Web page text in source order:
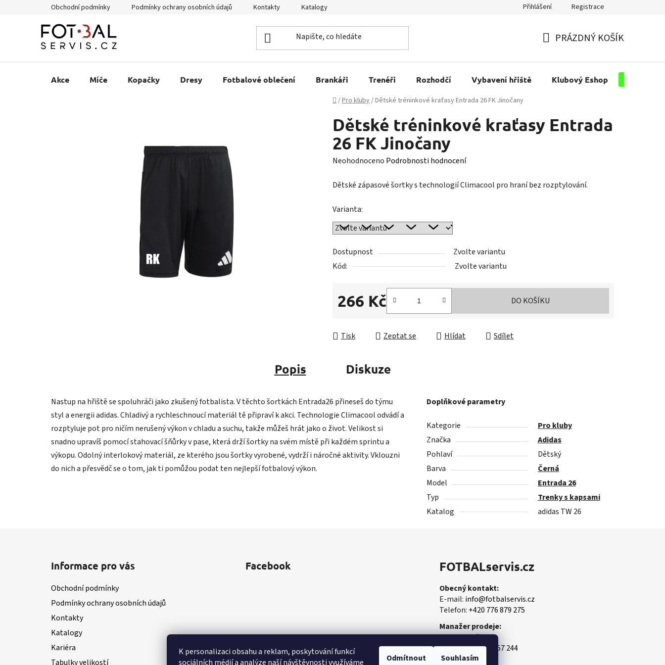
K personalizaci obsahu a reklam, poskytování funkcí
sociálních médií a analýze naší návštěvnosti využíváme
Odmítnout Souhlasím
Obchodní podmínky Podmínky ochrany osobních údajů Kontakty Katalogy Přihlášení Registrace
KOŠÍK
PRÁZDNÝ KOŠÍK
Akce Míče Kopačky Dresy Fotbalové oblečení Brankáři Trenéři Rozhodčí Vybavení hřiště Klubový Eshop
Domů
/Pro kluby/Dětské tréninkové kraťasy Entrada 26 FK Jinočany
Dětské tréninkové kraťasy Entrada
26 FK Jinočany
Průměrné
produktu
0,0
z
hvězdiček.
Neohodnoceno Podrobnosti hodnocení
Dětské zápasové šortky s technologií Climacool pro hraní bez rozptylování.
Varianta:
Dostupnost
Zvolte variantu
Kód:
Zvolte variantu
266 Kč DO KOŠÍKU
Tisk Zeptat se Hlídat Sdílet
Popis Diskuze
Nastup na hřiště se spoluhráči jako zkušený fotbalista. V těchto šortkách Entrada26 přineseš do týmu
styl a energii adidas. Chladivý a rychleschnoucí materiál tě připraví k akci. Technologie Climacool odvádí a
rozptyluje pot pro ničím nerušený výkon v chladu a suchu, takže můžeš hrát jako o život. Velikost si
snadno upravíš pomocí stahovací šňůrky v pase, která drží šortky na svém místě při každém sprintu a
výkopu. Odolný interlokový materiál, ze kterého jsou šortky vyrobené, vydrží i náročné aktivity. Vklouzni
do nich a přesvědč se o tom, jak ti pomůžou podat ten nejlepší fotbalový výkon.
Doplňkové parametry
Kategorie
Pro kluby
Značka
Adidas
Pohlaví
Dětský
Barva
Černá
Model
Entrada 26
Typ
Trenky s kapsami
Katalog
adidas TW 26
Informace pro vás
Obchodní podmínky
Podmínky ochrany osobních údajů
Kontakty
Katalogy
Kariéra
Tabulky velikostí
Facebook FOTBALservis.cz
Obecný kontakt:
E-mail: info@fotbalservis.cz
Telefon: +420 776 879 275
Manažer prodeje:
Martin Vališ
Mobil:+420 606 657 244